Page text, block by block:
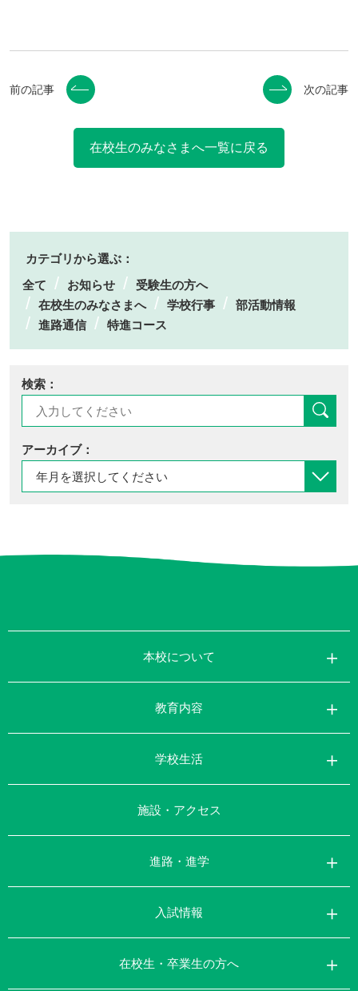
前の記事
在校生のみなさまへ一覧に戻る
次の記事
カテゴリから選ぶ：
全て
お知らせ
受験生の方へ
在校生のみなさまへ
学校行事
部活動情報
進路通信
特進コース
検索：
アーカイブ：
本校について
教育内容
学校生活
施設・アクセス
進路・進学
入試情報
在校生・卒業生の方へ